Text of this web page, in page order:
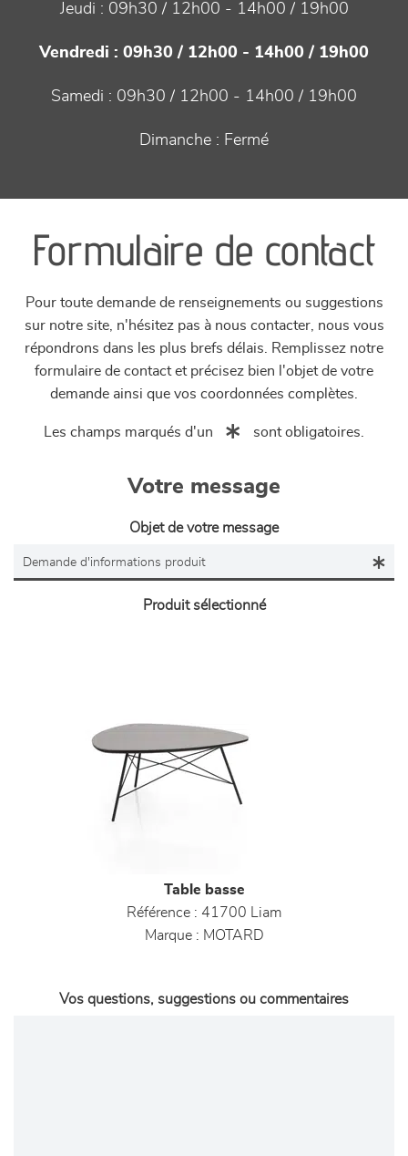
Jeudi : 09h30 / 12h00 - 14h00 / 19h00
Vendredi : 09h30 / 12h00 - 14h00 / 19h00
Samedi : 09h30 / 12h00 - 14h00 / 19h00
Dimanche : Fermé
Formulaire de contact
Pour toute demande de renseignements ou suggestions
sur notre site, n'hésitez pas à nous contacter, nous vous
répondrons dans les plus brefs délais. Remplissez notre
formulaire de contact et précisez bien l'objet de votre
demande ainsi que vos coordonnées complètes.
Les champs marqués d'un sont obligatoires.
Votre message
Objet de votre message
Produit sélectionné
Table basse
Référence : 41700 Liam
Marque : MOTARD
Vos questions, suggestions ou commentaires